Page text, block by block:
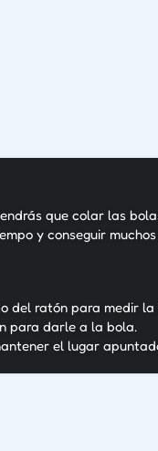
que colar las
y conseguir
del ratón para medir
para darle a la bola.
el lugar